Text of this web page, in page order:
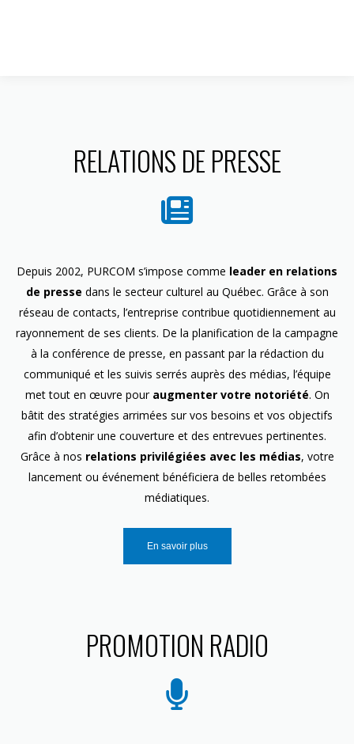
RELATIONS DE PRESSE
Depuis 2002, PURCOM s’impose comme leader en relations
de presse dans le secteur culturel au Québec. Grâce à son
réseau de contacts, l’entreprise contribue quotidiennement au
rayonnement de ses clients. De la planification de la campagne
à la conférence de presse, en passant par la rédaction du
communiqué et les suivis serrés auprès des médias, l’équipe
met tout en œuvre pour augmenter votre notoriété. On
bâtit des stratégies arrimées sur vos besoins et vos objectifs
afin d’obtenir une couverture et des entrevues pertinentes.
Grâce à nos relations privilégiées avec les médias, votre
lancement ou événement bénéficiera de belles retombées
médiatiques.
En savoir plus
PROMOTION RADIO